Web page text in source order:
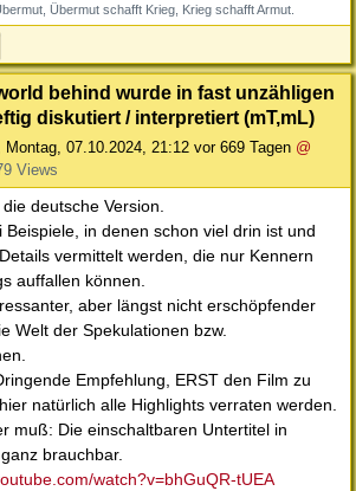
Übermut schafft Krieg, Krieg schafft Armut.
behind wurde in fast unzähligen
diskutiert / interpretiert (mT,mL)
Montag, 07.10.2024, 21:12 vor 669 Tagen @
Views
deutsche Version.
Beispiele, in denen schon viel drin ist und
vermittelt werden, die nur Kennern
auffallen können.
aber längst nicht erschöpfender
Welt der Spekulationen bzw.
Empfehlung, ERST den Film zu
natürlich alle Highlights verraten werden.
muß: Die einschaltbaren Untertitel in
brauchbar.
watch?v=bhGuQR-tUEA